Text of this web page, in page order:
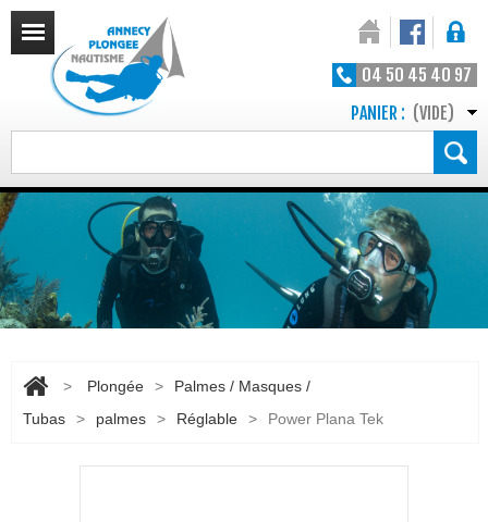
04 50 45 40 97
PANIER : (VIDE)
> Plongée >
Palmes / Masques /
Tubas
> palmes > Réglable > Power Plana Tek